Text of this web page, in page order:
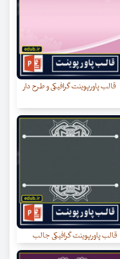
قالب پاورپوینت گرافیکی و طرح دار
قالب پاورپوینت گرافیکی جالب